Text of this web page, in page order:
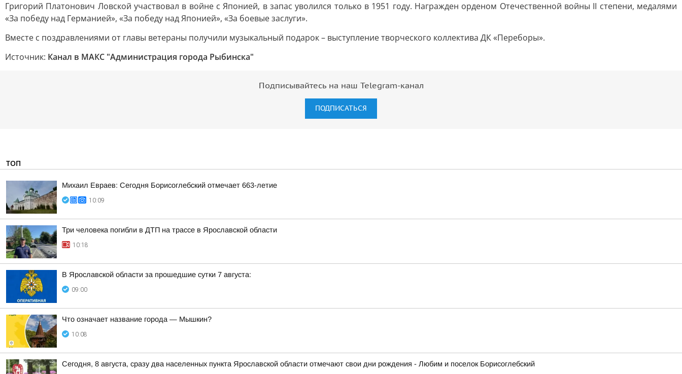
Григорий Платонович Ловской участвовал в войне с Японией, в запас уволился только в 1951 году. Награжден орденом Отечественной войны II степени, медалями
«За победу над Германией», «За победу над Японией», «За боевые заслуги».
Вместе с поздравлениями от главы ветераны получили музыкальный подарок – выступление творческого коллектива ДК «Переборы».
Источник: Канал в МАКС "Администрация города Рыбинска"
Подписывайтесь на наш Telegram-канал
ПОДПИСАТЬСЯ
ТОП
Михаил Евраев: Сегодня Борисоглебский отмечает 663-летие
10:09
Три человека погибли в ДТП на трассе в Ярославской области
10:18
В Ярославской области за прошедшие сутки 7 августа:
09:00
Что означает название города — Мышкин?
10:08
Сегодня, 8 августа, сразу два населенных пункта Ярославской области отмечают свои дни рождения - Любим и поселок Борисоглебский